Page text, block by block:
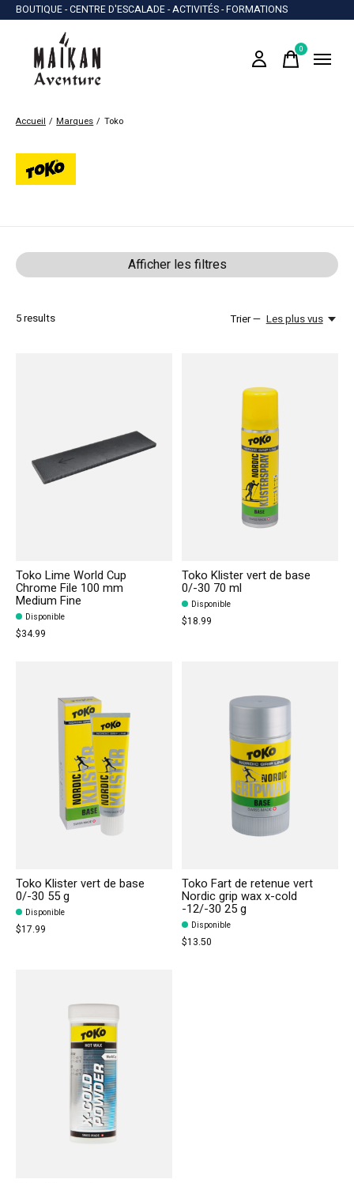
BOUTIQUE - CENTRE D'ESCALADE - ACTIVITÉS - FORMATIONS
0items
Accueil / Marques / Toko
Toko
Afficher les filtres
5results Trier — Les plus vus
Toko Lime World Cup
Chrome File 100 mm
Medium Fine
Disponible
$34.99
Toko Klister vert de base
0/-30 70 ml
Disponible
$18.99
Toko Klister vert de base
0/-30 55 g
Disponible
$17.99
Toko Fart de retenue vert
Nordic grip wax x-cold
-12/-30 25 g
Disponible
$13.50